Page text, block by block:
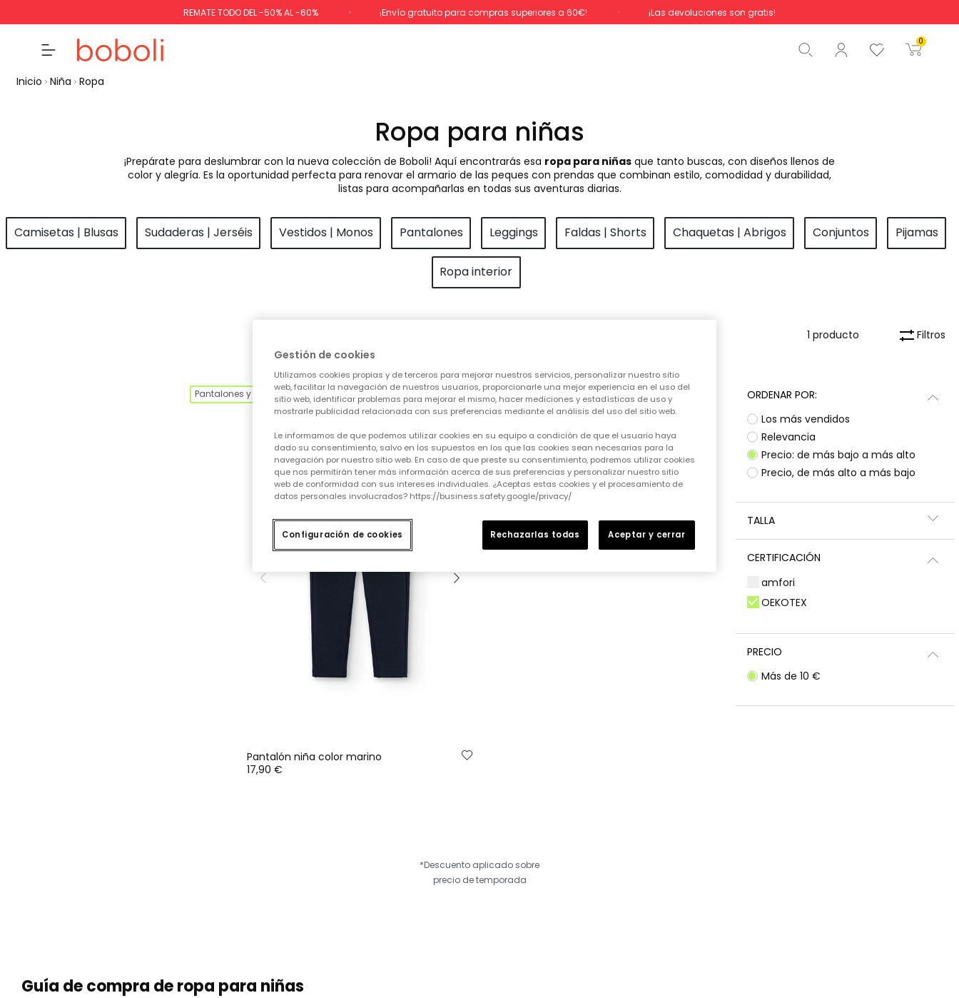
REMATE TODO DEL -50% AL -60% ¡Envío gratuito para compras superiores a 60€! ¡Las devoluciones son gratis!
0
Total 0,00 €
Comenzar pedido
Inicio Niña Ropa
Ropa para niñas
¡Prepárate para deslumbrar con la nueva colección de Boboli! Aquí encontrarás esa ropa para niñas que tanto buscas, con diseños llenos de
color y alegría. Es la oportunidad perfecta para renovar el armario de las peques con prendas que combinan estilo, comodidad y durabilidad,
listas para acompañarlas en todas sus aventuras diarias.
Camisetas | Blusas Sudaderas | Jerséis Vestidos | Monos Pantalones Leggings Faldas | Shorts Chaquetas | Abrigos Conjuntos Pijamas
Ropa interior
Filtros
1 producto
Pantalones y Leggings OEKOTEX Más de 10 € Borrar todo
Pantalón niña color marino
17,90 €
ORDENAR POR:
Los más vendidos
Relevancia
Precio: de más bajo a más alto
Precio, de más alto a más bajo
TALLA
CERTIFICACIÓN
amfori
OEKOTEX
PRECIO
Más de 10 €
*Descuento aplicado sobre
precio de temporada
Guía de compra de ropa para niñas
Gestión de cookies
Utilizamos cookies propias y de terceros para mejorar nuestros servicios, personalizar nuestro sitio
web, facilitar la navegación de nuestros usuarios, proporcionarle una mejor experiencia en el uso del
sitio web, identificar problemas para mejorar el mismo, hacer mediciones y estadísticas de uso y
mostrarle publicidad relacionada con sus preferencias mediante el análisis del uso del sitio web.
Le informamos de que podemos utilizar cookies en su equipo a condición de que el usuario haya
dado su consentimiento, salvo en los supuestos en los que las cookies sean necesarias para la
navegación por nuestro sitio web. En caso de que preste su consentimiento, podremos utilizar cookies
que nos permitirán tener más información acerca de sus preferencias y personalizar nuestro sitio
web de conformidad con sus intereses individuales. ¿Aceptas estas cookies y el procesamiento de
datos personales involucrados? https://business.safety.google/privacy/
Configuración de cookies Rechazarlas todas Aceptar y cerrar